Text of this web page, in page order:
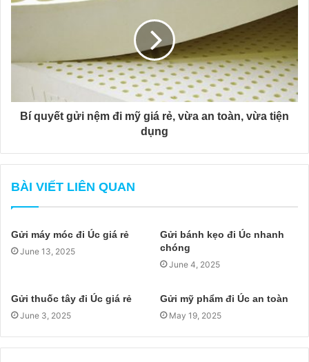
Bí quyết gửi nệm đi mỹ giá rẻ, vừa an toàn, vừa tiện
dụng
BÀI VIẾT LIÊN QUAN
Gửi máy móc đi Úc giá rẻ
June 13, 2025
Gửi bánh kẹo đi Úc nhanh
chóng
June 4, 2025
Gửi thuốc tây đi Úc giá rẻ
June 3, 2025
Gửi mỹ phẩm đi Úc an toàn
May 19, 2025